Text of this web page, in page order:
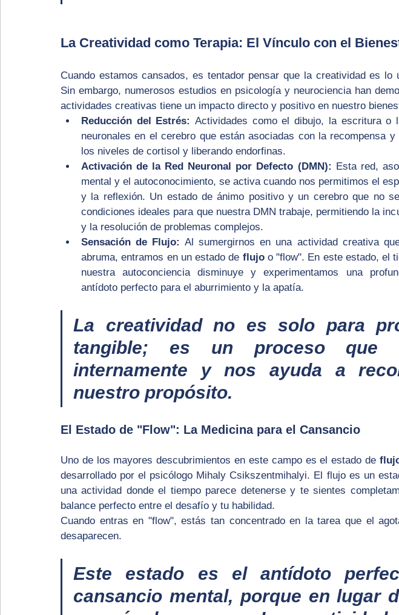
La Creatividad como Terapia: El Vínculo con el
Cuando estamos cansados, es tentador pensar que la creatividad es lo
Sin embargo, numerosos estudios en psicología y neurociencia han
actividades creativas tiene un impacto directo y positivo en nuestro
Reducción del Estrés: Actividades como el dibujo, la escritura o
neuronales en el cerebro que están asociadas con la recompensa
los niveles de cortisol y liberando endorfinas.
Activación de la Red Neuronal por Defecto (DMN): Esta red,
mental y el autoconocimiento, se activa cuando nos permitimos el
y la reflexión. Un estado de ánimo positivo y un cerebro que no
condiciones ideales para que nuestra DMN trabaje, permitiendo la
y la resolución de problemas complejos.
Sensación de Flujo: Al sumergirnos en una actividad creativa
abruma, entramos en un estado de flujo o "flow". En este estado, el
nuestra autoconciencia disminuye y experimentamos una
antídoto perfecto para el aburrimiento y la apatía.
La creatividad no es solo para
tangible; es un proceso que
internamente y nos ayuda a
nuestro propósito.
El Estado de "Flow": La Medicina para el Cansancio
Uno de los mayores descubrimientos en este campo es el estado de
desarrollado por el psicólogo Mihaly Csikszentmihalyi. El flujo es un
una actividad donde el tiempo parece detenerse y te sientes
balance perfecto entre el desafío y tu habilidad.
Cuando entras en "flow", estás tan concentrado en la tarea que el
desaparecen.
Este estado es el antídoto
cansancio mental, porque en lugar